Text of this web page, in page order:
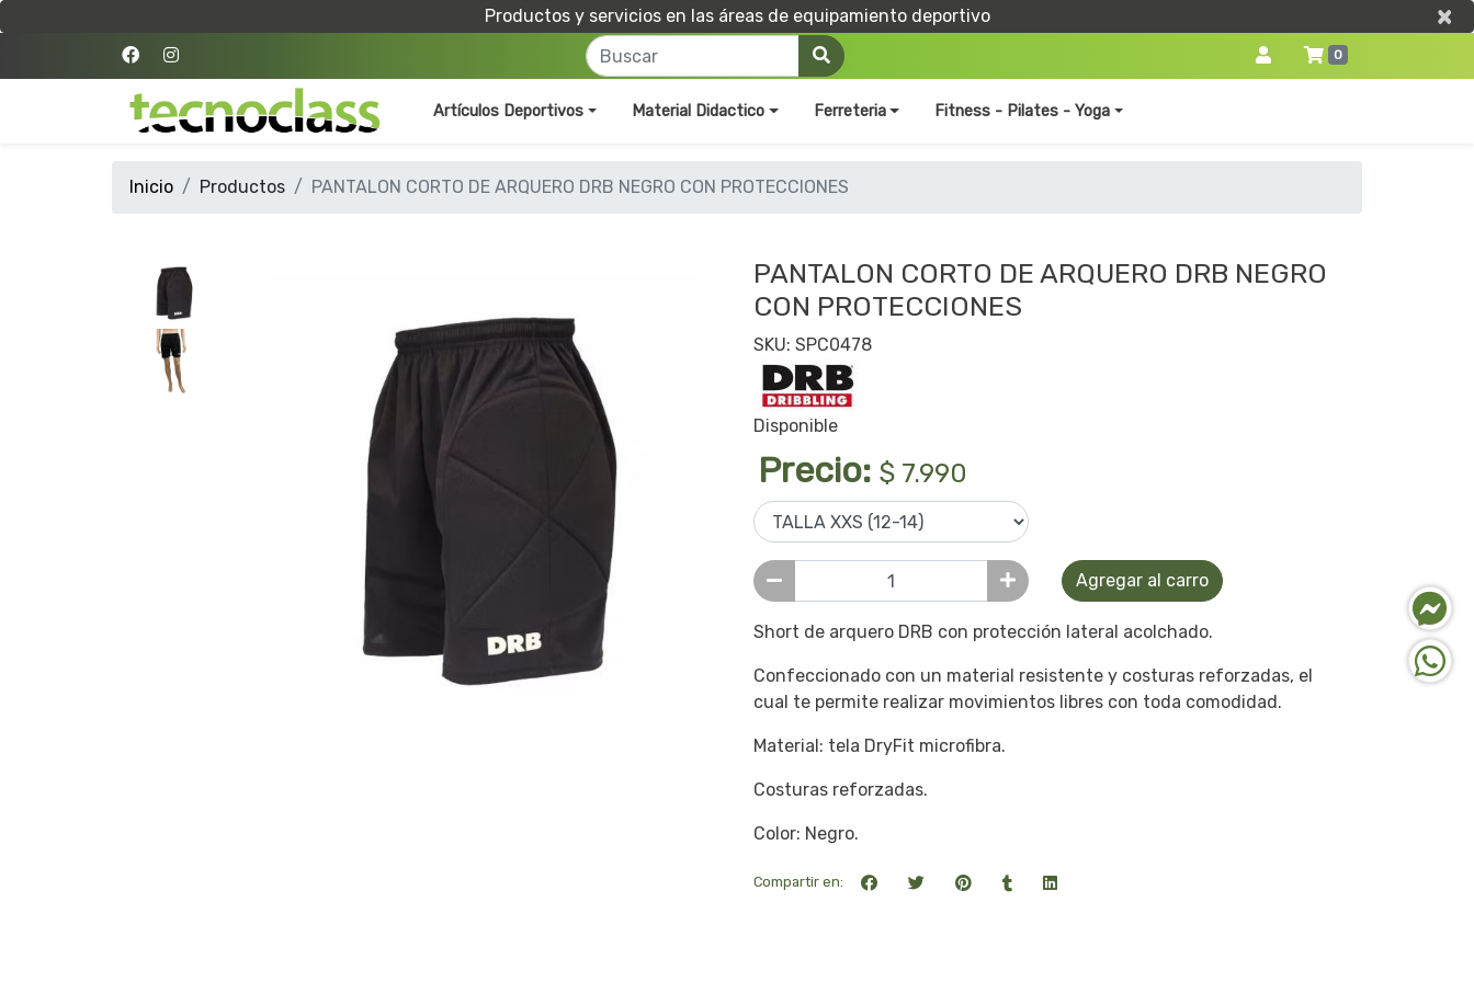
Productos y servicios en las áreas de equipamiento deportivo ×
×
0
Artículos Deportivos Material Didactico Ferreteria Fitness - Pilates - Yoga
Inicio Productos PANTALON CORTO DE ARQUERO DRB NEGRO CON PROTECCIONES
PANTALON CORTO DE ARQUERO DRB NEGRO
CON PROTECCIONES
SKU: SPC0478
Disponible
Precio: $ 7.990
Agregar al carro
Short de arquero DRB con protección lateral acolchado.
Confeccionado con un material resistente y costuras reforzadas, el
cual te permite realizar movimientos libres con toda comodidad.
Material: tela DryFit microfibra.
Costuras reforzadas.
Color: Negro.
Compartir en: